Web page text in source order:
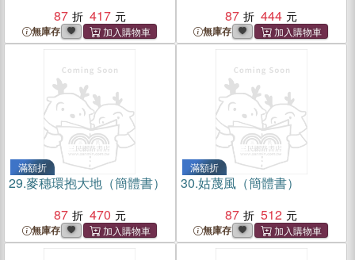
87
417
無庫存
87
444
無庫存
滿額折
29.麥穗環抱大地（簡體書）
87
470
無庫存
滿額折
30.姑蔑風（簡體書）
87
512
無庫存